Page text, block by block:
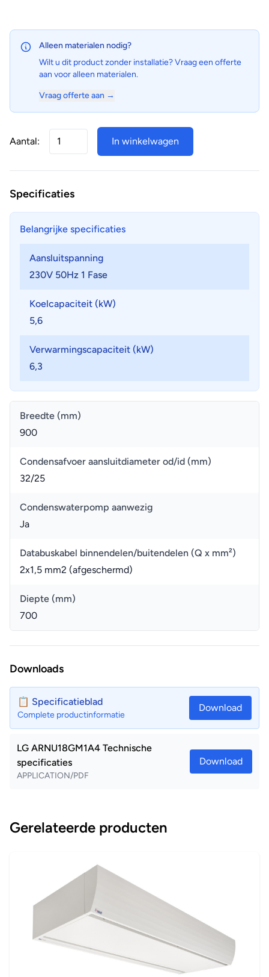
Alleen materialen nodig?
Wilt u dit product zonder installatie? Vraag een offerte
aan voor alleen materialen.
Vraag offerte aan →
Aantal: In winkelwagen
Specificaties
Belangrijke specificaties
Aansluitspanning
230V 50Hz 1 Fase
Koelcapaciteit (kW)
5,6
Verwarmingscapaciteit (kW)
6,3
Breedte (mm)
900
Condensafvoer aansluitdiameter od/id (mm)
32/25
Condenswaterpomp aanwezig
Ja
Databuskabel binnendelen/buitendelen (Q x mm²)
2x1,5 mm2 (afgeschermd)
Diepte (mm)
700
Downloads
📋 Specificatieblad
Complete productinformatie
Download
LG ARNU18GM1A4 Technische
specificaties
APPLICATION/PDF
Download
Gerelateerde producten